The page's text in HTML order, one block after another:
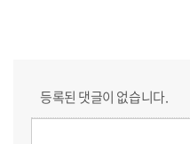
등록된 댓글이 없습니다.